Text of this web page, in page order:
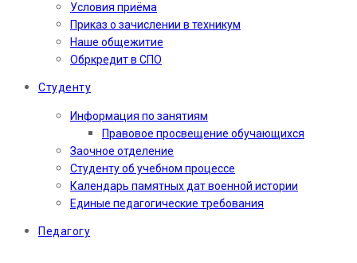
Условия приёма
Приказ о зачислении в техникум
Наше общежитие
Обркредит в СПО
Студенту
Информация по занятиям
Правовое просвещение обучающихся
Заочное отделение
Студенту об учебном процессе
Календарь памятных дат военной истории
Единые педагогические требования
Педагогу